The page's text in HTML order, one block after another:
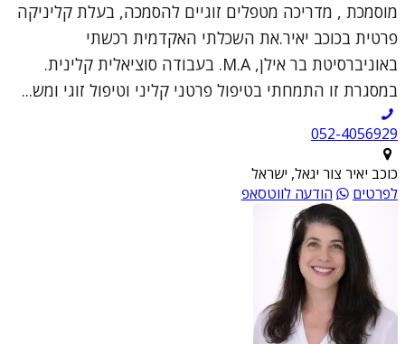
מוסמכת , מדריכה מטפלים זוגיים להסמכה, בעלת קליניקה
פרטית בכוכב יאיר.את השכלתי האקדמית רכשתי
באוניברסיטת בר אילן, M.A. בעבודה סוציאלית קלינית.
במסגרת זו התמחתי בטיפול פרטני קליני וטיפול זוגי ומש...
052-4056929
כוכב יאיר צור יגאל, ישראל
לפרטים
הודעה לווטסאפ